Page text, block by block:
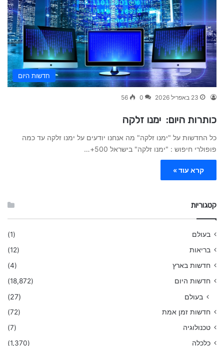
חדשות היום
23 באפריל 2026 0
56
כותרות היום: ימנו זלקה
כל החדשות על "ימנו זלקה" מה אנחנו יודעים על ימנו זלקה עד כמה
פופולרי חיפוש : "ימנו זלקה" בישראל 500+…
קרא עוד »
קטגוריות
בעולם
(1)
בריאות
(12)
חדשות בארץ
(4)
חדשות היום
(18,872)
בעולם (27)
חדשות זמן אמת
(72)
טכנולוגיה
(7)
כלכלה
(1,370)